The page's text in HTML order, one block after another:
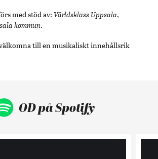
med stöd av:Världsklass Uppsala,
kommun.
till en musikaliskt innehållsrik
OD på Spotify